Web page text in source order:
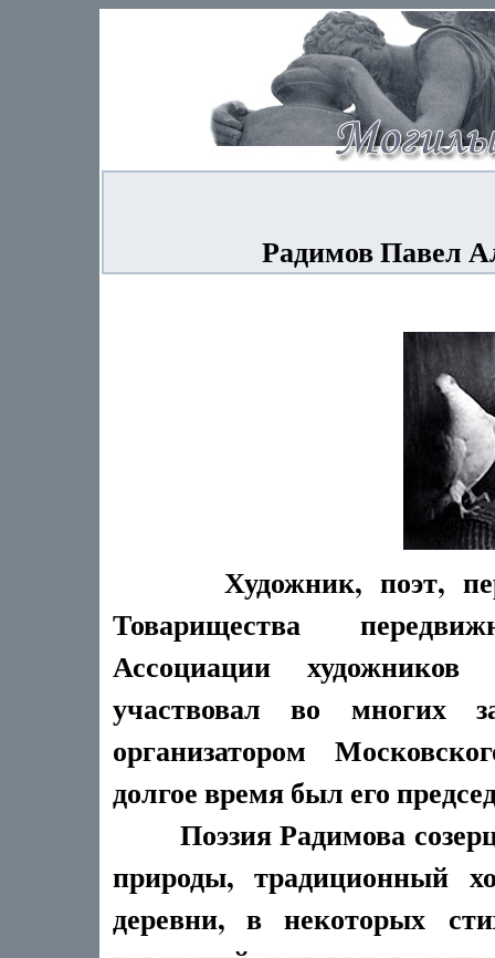
Радимов Павел
Художник, поэт,
Товарищества
Ассоциации
участвовал во многих
организатором
долгое время был его
Поэзия Радимова
природы, традиционный
деревни, в некоторых